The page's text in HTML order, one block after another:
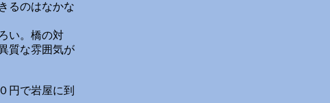
るのはなかな
い。橋の対
質な雰囲気が
円で岩屋に到